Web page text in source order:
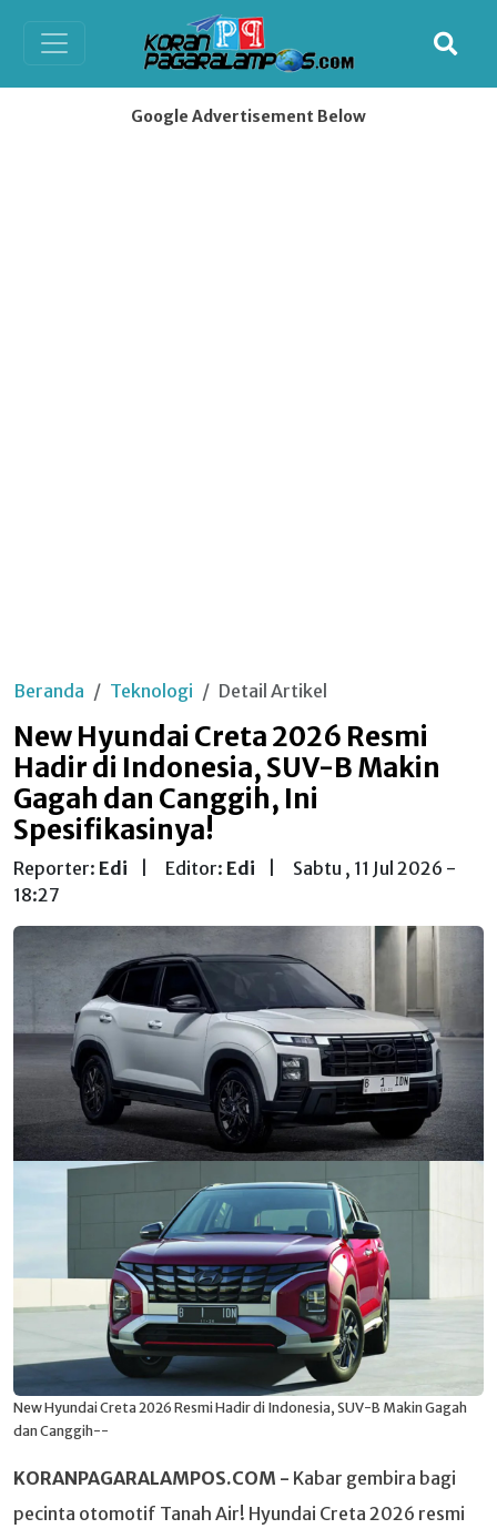
Google Advertisement Below
Beranda Teknologi Detail Artikel
New Hyundai Creta 2026 Resmi
Hadir di Indonesia, SUV-B Makin
Gagah dan Canggih, Ini
Spesifikasinya!
Reporter: Edi Editor: Edi
Sabtu , 11 Jul 2026 -
18:27
New Hyundai Creta 2026 Resmi Hadir di Indonesia, SUV-B Makin Gagah
dan Canggih--
KORANPAGARALAMPOS.COM - Kabar gembira bagi
pecinta otomotif Tanah Air! Hyundai Creta 2026 resmi